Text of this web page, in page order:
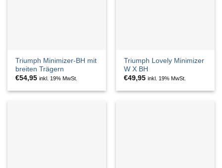
Triumph Minimizer-BH mit
breiten Trägern
€54,95 inkl. 19% MwSt.
Triumph Lovely Minimizer
W X BH
€49,95 inkl. 19% MwSt.